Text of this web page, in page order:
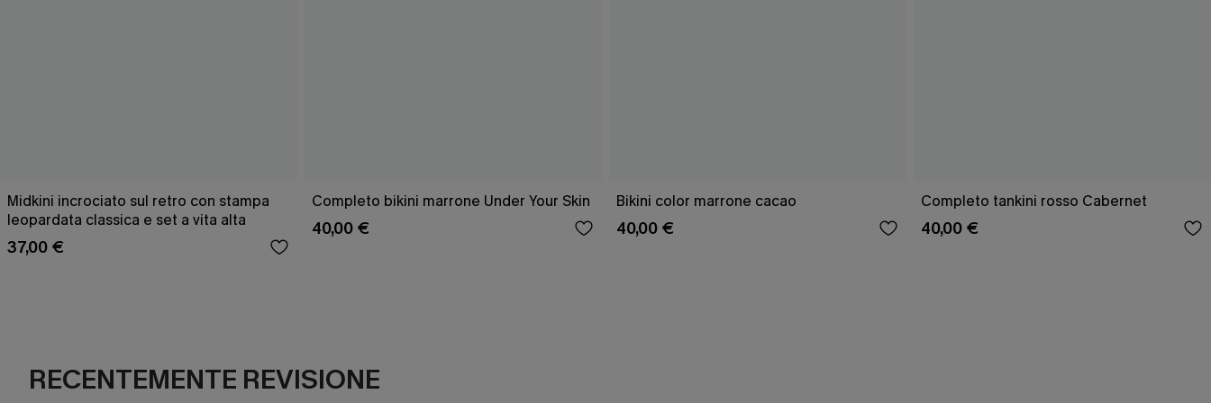
Midkini incrociato sul retro con stampa
leopardata classica e set a vita alta
37,00 €
Completo bikini marrone Under Your Skin
40,00 €
Bikini color marrone cacao
40,00 €
Completo tankini rosso Cabernet
40,00 €
RECENTEMENTE REVISIONE